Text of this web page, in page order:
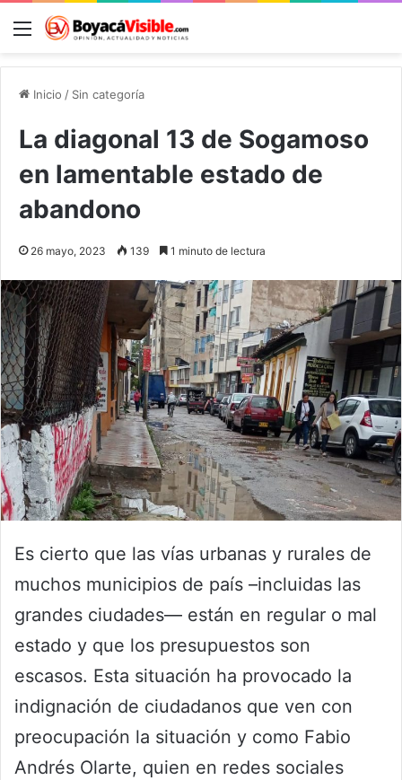
Menú
Inicio / Sin categoría
La diagonal 13 de Sogamoso
en lamentable estado de
abandono
26 mayo, 2023 139 1 minuto de lectura
Es cierto que las vías urbanas y rurales de
muchos municipios de país –incluidas las
grandes ciudades— están en regular o mal
estado y que los presupuestos son
escasos. Esta situación ha provocado la
indignación de ciudadanos que ven con
preocupación la situación y como Fabio
Andrés Olarte, quien en redes sociales